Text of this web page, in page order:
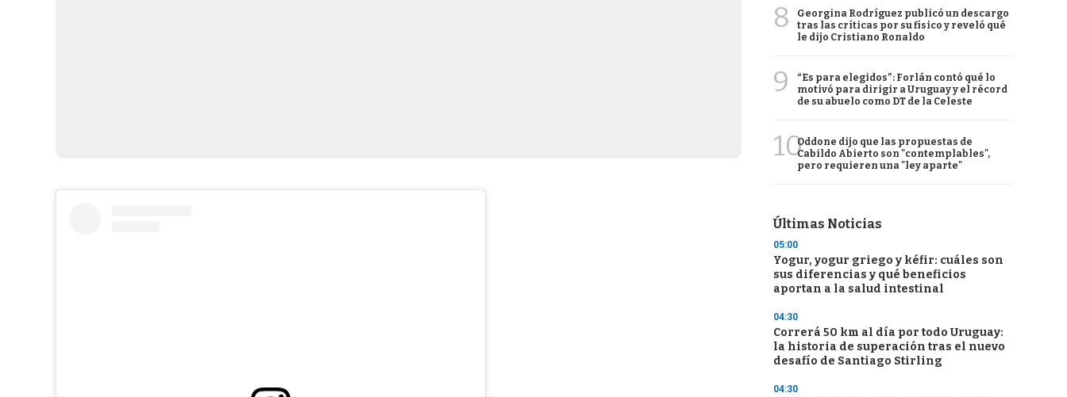
8
Georgina Rodríguez publicó un descargo
tras las críticas por su físico y reveló qué
le dijo Cristiano Ronaldo
9
“Es para elegidos”: Forlán contó qué lo
motivó para dirigir a Uruguay y el récord
de su abuelo como DT de la Celeste
10Oddone dijo que las propuestas de
Cabildo Abierto son "contemplables",
pero requieren una "ley aparte"
Últimas Noticias
05:00
Yogur, yogur griego y kéfir: cuáles son
sus diferencias y qué beneficios
aportan a la salud intestinal
04:30
Correrá 50 km al día por todo Uruguay:
la historia de superación tras el nuevo
desafío de Santiago Stirling
04:30